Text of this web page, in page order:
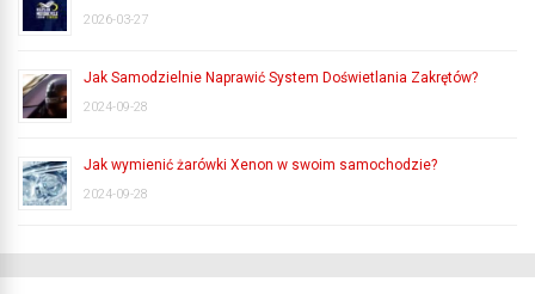
2026-03-27
Jak Samodzielnie Naprawić System Doświetlania Zakrętów?
2024-09-28
Jak wymienić żarówki Xenon w swoim samochodzie?
2024-09-28